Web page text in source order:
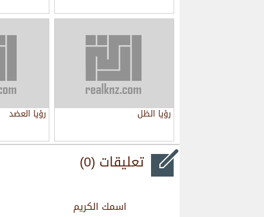
رؤيا الظل رؤيا العضد
تعليقات (0)
اسمك الكريم